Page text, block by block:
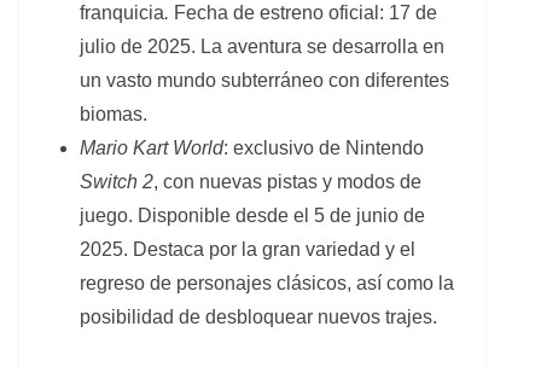
franquicia. Fecha de estreno oficial: 17 de
julio de 2025. La aventura se desarrolla en
un vasto mundo subterráneo con diferentes
biomas.
Mario Kart World: exclusivo de Nintendo
Switch 2, con nuevas pistas y modos de
juego. Disponible desde el 5 de junio de
2025. Destaca por la gran variedad y el
regreso de personajes clásicos, así como la
posibilidad de desbloquear nuevos trajes.